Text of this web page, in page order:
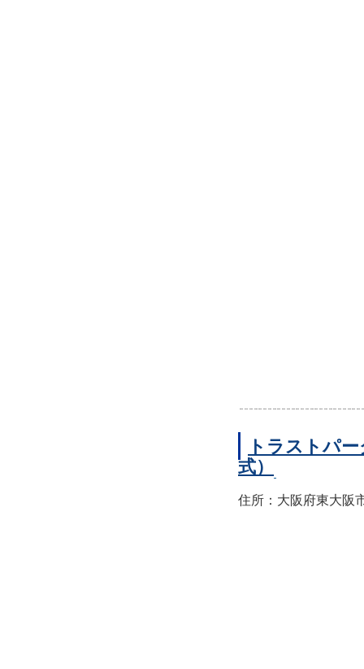
トラストパ
式）
住所：大阪府東大阪